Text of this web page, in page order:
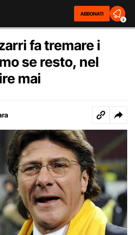
ABBONATI
2
fa tremare i
se resto, nel
mai